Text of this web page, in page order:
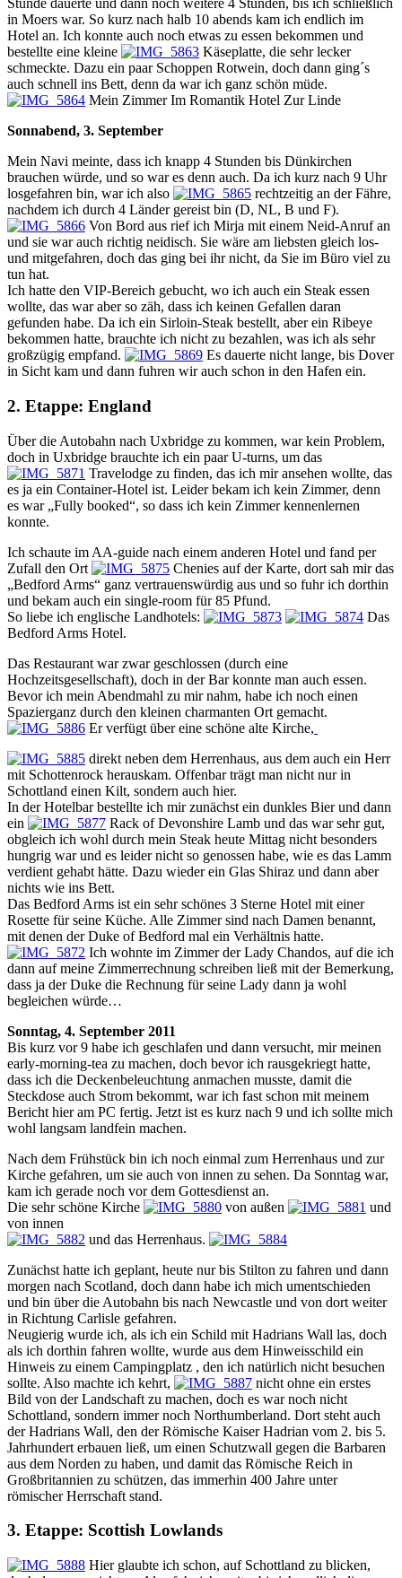
Stunde dauerte und dann noch weitere 4 Stunden, bis ich schließlich
in Moers war. So kurz nach halb 10 abends kam ich endlich im
Hotel an. Ich konnte auch noch etwas zu essen bekommen und
bestellte eine kleine
Käseplatte, die sehr lecker
schmeckte. Dazu ein paar Schoppen Rotwein, doch dann ging´s
auch schnell ins Bett, denn da war ich ganz schön müde.
Mein Zimmer Im Romantik Hotel Zur Linde
Sonnabend, 3. September
Mein Navi meinte, dass ich knapp 4 Stunden bis Dünkirchen
brauchen würde, und so war es denn auch. Da ich kurz nach 9 Uhr
losgefahren bin, war ich also
rechtzeitig an der Fähre,
nachdem ich durch 4 Länder gereist bin (D, NL, B und F).
Von Bord aus rief ich Mirja mit einem Neid-Anruf an
und sie war auch richtig neidisch. Sie wäre am liebsten gleich los-
und mitgefahren, doch das ging bei ihr nicht, da Sie im Büro viel zu
tun hat.
Ich hatte den VIP-Bereich gebucht, wo ich auch ein Steak essen
wollte, das war aber so zäh, dass ich keinen Gefallen daran
gefunden habe. Da ich ein Sirloin-Steak bestellt, aber ein Ribeye
bekommen hatte, brauchte ich nicht zu bezahlen, was ich als sehr
großzügig empfand.
Es dauerte nicht lange, bis Dover
in Sicht kam und dann fuhren wir auch schon in den Hafen ein.
2. Etappe: England
Über die Autobahn nach Uxbridge zu kommen, war kein Problem,
doch in Uxbridge brauchte ich ein paar U-turns, um das
Travelodge zu finden, das ich mir ansehen wollte, das
es ja ein Container-Hotel ist. Leider bekam ich kein Zimmer, denn
es war „Fully booked“, so dass ich kein Zimmer kennenlernen
konnte.
Ich schaute im AA-guide nach einem anderen Hotel und fand per
Zufall den Ort
Chenies auf der Karte, dort sah mir das
„Bedford Arms“ ganz vertrauenswürdig aus und so fuhr ich dorthin
und bekam auch ein single-room für 85 Pfund.
So liebe ich englische Landhotels:
Das
Bedford Arms Hotel.
Das Restaurant war zwar geschlossen (durch eine
Hochzeitsgesellschaft), doch in der Bar konnte man auch essen.
Bevor ich mein Abendmahl zu mir nahm, habe ich noch einen
Spazierganz durch den kleinen charmanten Ort gemacht.
Er verfügt über eine schöne alte Kirche,
direkt neben dem Herrenhaus, aus dem auch ein Herr
mit Schottenrock herauskam. Offenbar trägt man nicht nur in
Schottland einen Kilt, sondern auch hier.
In der Hotelbar bestellte ich mir zunächst ein dunkles Bier und dann
ein
Rack of Devonshire Lamb und das war sehr gut,
obgleich ich wohl durch mein Steak heute Mittag nicht besonders
hungrig war und es leider nicht so genossen habe, wie es das Lamm
verdient gehabt hätte. Dazu wieder ein Glas Shiraz und dann aber
nichts wie ins Bett.
Das Bedford Arms ist ein sehr schönes 3 Sterne Hotel mit einer
Rosette für seine Küche. Alle Zimmer sind nach Damen benannt,
mit denen der Duke of Bedford mal ein Verhältnis hatte.
Ich wohnte im Zimmer der Lady Chandos, auf die ich
dann auf meine Zimmerrechnung schreiben ließ mit der Bemerkung,
dass ja der Duke die Rechnung für seine Lady dann ja wohl
begleichen würde…
Sonntag, 4. September 2011
Bis kurz vor 9 habe ich geschlafen und dann versucht, mir meinen
early-morning-tea zu machen, doch bevor ich rausgekriegt hatte,
dass ich die Deckenbeleuchtung anmachen musste, damit die
Steckdose auch Strom bekommt, war ich fast schon mit meinem
Bericht hier am PC fertig. Jetzt ist es kurz nach 9 und ich sollte mich
wohl langsam landfein machen.
Nach dem Frühstück bin ich noch einmal zum Herrenhaus und zur
Kirche gefahren, um sie auch von innen zu sehen. Da Sonntag war,
kam ich gerade noch vor dem Gottesdienst an.
Die sehr schöne Kirche
von außen
und
von innen
und das Herrenhaus.
Zunächst hatte ich geplant, heute nur bis Stilton zu fahren und dann
morgen nach Scotland, doch dann habe ich mich umentschieden
und bin über die Autobahn bis nach Newcastle und von dort weiter
in Richtung Carlisle gefahren.
Neugierig wurde ich, als ich ein Schild mit Hadrians Wall las, doch
als ich dorthin fahren wollte, wurde aus dem Hinweisschild ein
Hinweis zu einem Campingplatz , den ich natürlich nicht besuchen
sollte. Also machte ich kehrt,
nicht ohne ein erstes
Bild von der Landschaft zu machen, doch es war noch nicht
Schottland, sondern immer noch Northumberland. Dort steht auch
der Hadrians Wall, den der Römische Kaiser Hadrian vom 2. bis 5.
Jahrhundert erbauen ließ, um einen Schutzwall gegen die Barbaren
aus dem Norden zu haben, und damit das Römische Reich in
Großbritannien zu schützen, das immerhin 400 Jahre unter
römischer Herrschaft stand.
3. Etappe: Scottish Lowlands
Hier glaubte ich schon, auf Schottland zu blicken,